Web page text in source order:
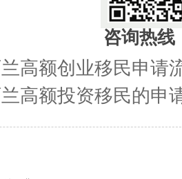
咨询热线
高额创业移民申请
高额投资移民的申